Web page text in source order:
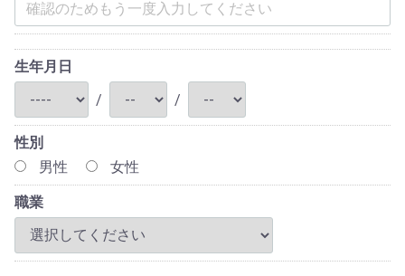
生年月日
/
/
性別
男性
女性
職業